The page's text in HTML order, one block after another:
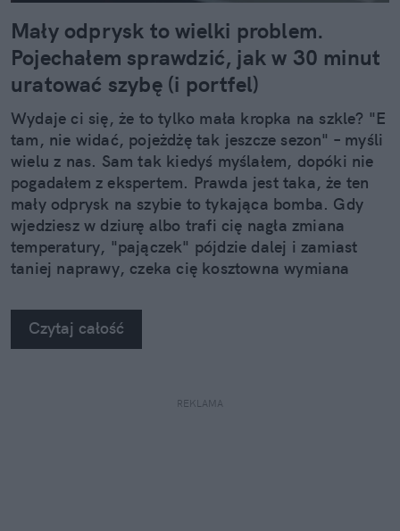
Mały odprysk to wielki problem.
Pojechałem sprawdzić, jak w 30 minut
uratować szybę (i portfel)
Wydaje ci się, że to tylko mała kropka na szkle? "E
tam, nie widać, pojeżdżę tak jeszcze sezon" – myśli
wielu z nas. Sam tak kiedyś myślałem, dopóki nie
pogadałem z ekspertem. Prawda jest taka, że ten
mały odprysk na szybie to tykająca bomba. Gdy
wjedziesz w dziurę albo trafi cię nagła zmiana
temperatury, "pajączek" pójdzie dalej i zamiast
taniej naprawy, czeka cię kosztowna wymiana
na własne oczy zobaczyć, jak profesjonaliści radzą
sobie z takimi uszkodzeniami.
Czytaj całość
REKLAMA